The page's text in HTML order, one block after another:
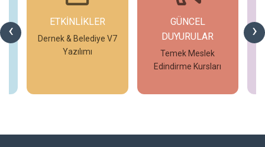
‹ ›
ETKİNLİKLER
Dernek & Belediye V7
Yazılımı
GÜNCEL
DUYURULAR
Temek Meslek
Edindirme Kursları